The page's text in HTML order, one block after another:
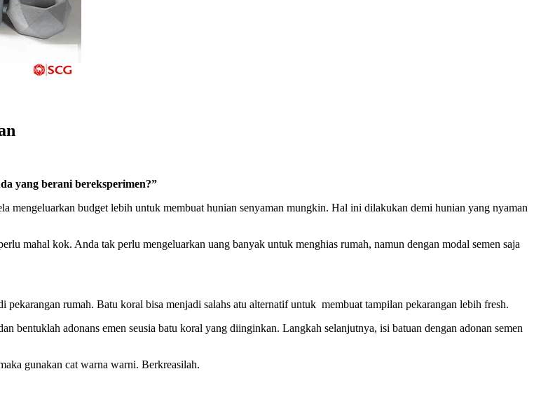
yang berani bereksperimen?”
mengeluarkan budget lebih untuk membuat hunian senyaman mungkin. Hal ini dilakukan demi hunian yang nyaman
mahal kok. Anda tak perlu mengeluarkan uang banyak untuk menghias rumah, namun dengan modal semen saja
rumah. Batu koral bisa menjadi salahs atu alternatif untuk membuat tampilan pekarangan lebih fresh.
bentuklah adonans emen seusia batu koral yang diinginkan. Langkah selanjutnya, isi batuan dengan adonan semen
gunakan cat warna warni. Berkreasilah.